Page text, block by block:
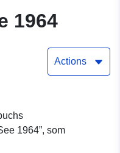
1964
Actions
1964”, som